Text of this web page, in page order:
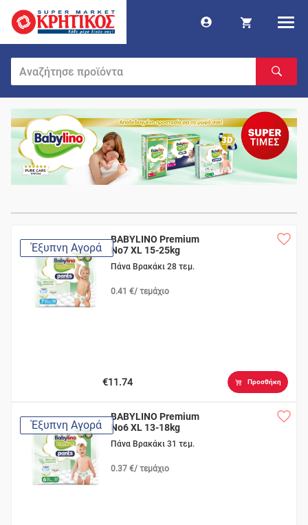
Έξυπνη Αγορά
BABYLINO Premium
No7 XL 15-25kg
Πάνα Βρακάκι 28 τεμ.
0.41 €/ τεμάχιο
€11.74 Προσθήκη
Έξυπνη Αγορά
BABYLINO Premium
No6 XL 13-18kg
Πάνα Βρακάκι 31 τεμ.
0.37 €/ τεμάχιο